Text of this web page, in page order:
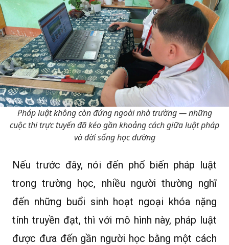
Pháp luật không còn đứng ngoài nhà trường — những
cuộc thi trực tuyến đã kéo gần khoảng cách giữa luật pháp
và đời sống học đường
Nếu trước đây, nói đến phổ biến pháp luật
trong trường học, nhiều người thường nghĩ
đến những buổi sinh hoạt ngoại khóa nặng
tính truyền đạt, thì với mô hình này, pháp luật
được đưa đến gần người học bằng một cách